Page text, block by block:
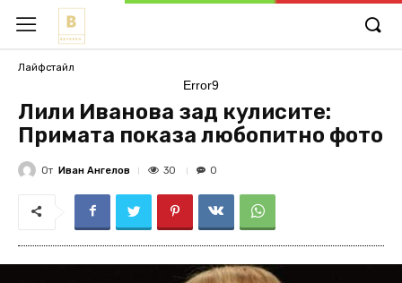
Лайфстайл
Error9
Лили Иванова зад кулисите:
Примата показа любопитно фото
От Иван Ангелов 30 0